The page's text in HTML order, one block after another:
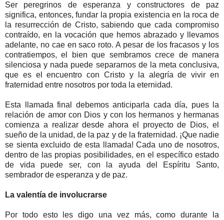
Ser peregrinos de esperanza y constructores de paz
significa, entonces, fundar la propia existencia en la roca de
la resurrección de Cristo, sabiendo que cada compromiso
contraído, en la vocación que hemos abrazado y llevamos
adelante, no cae en saco roto. A pesar de los fracasos y los
contratiempos, el bien que sembramos crece de manera
silenciosa y nada puede separarnos de la meta conclusiva,
que es el encuentro con Cristo y la alegría de vivir en
fraternidad entre nosotros por toda la eternidad.
Esta llamada final debemos anticiparla cada día, pues la
relación de amor con Dios y con los hermanos y hermanas
comienza a realizar desde ahora el proyecto de Dios, el
sueño de la unidad, de la paz y de la fraternidad. ¡Que nadie
se sienta excluido de esta llamada! Cada uno de nosotros,
dentro de las propias posibilidades, en el específico estado
de vida puede ser, con la ayuda del Espíritu Santo,
sembrador de esperanza y de paz.
La valentía de involucrarse
Por todo esto les digo una vez más, como durante la